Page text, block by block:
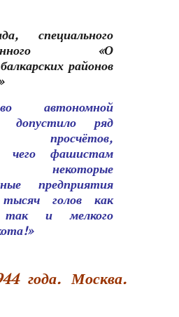
специального
«О
районов
автономной
допустило ряд
просчётов,
чего фашистам
некоторые
предприятия
голов как
так и мелкого
года. Москва.